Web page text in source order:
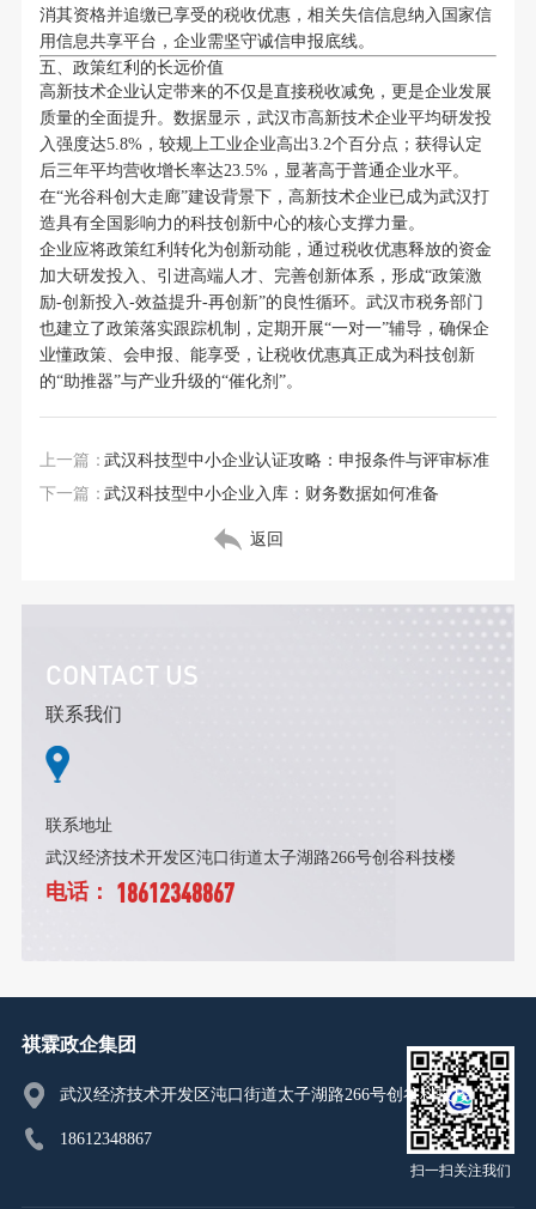
消其资格并追缴已享受的税收优惠，相关失信信息纳入国家信
用信息共享平台，企业需坚守诚信申报底线。
五、政策红利的长远价值
高新技术企业认定带来的不仅是直接税收减免，更是企业发展
质量的全面提升。数据显示，武汉市高新技术企业平均研发投
入强度达5.8%，较规上工业企业高出3.2个百分点；获得认定
后三年平均营收增长率达23.5%，显著高于普通企业水平。
在“光谷科创大走廊”建设背景下，高新技术企业已成为武汉打
造具有全国影响力的科技创新中心的核心支撑力量。
企业应将政策红利转化为创新动能，通过税收优惠释放的资金
加大研发投入、引进高端人才、完善创新体系，形成“政策激
励-创新投入-效益提升-再创新”的良性循环。武汉市税务部门
也建立了政策落实跟踪机制，定期开展“一对一”辅导，确保企
业懂政策、会申报、能享受，让税收优惠真正成为科技创新
的“助推器”与产业升级的“催化剂”。
上一篇：武汉科技型中小企业认证攻略：申报条件与评审标准
下一篇：武汉科技型中小企业入库：财务数据如何准备
返回
CONTACT US
联系我们
联系地址
武汉经济技术开发区沌口街道太子湖路266号创谷科技楼
电话： 18612348867
扫一扫关注我们
祺霖政企集团
武汉经济技术开发区沌口街道太子湖路266号创谷科技楼
18612348867